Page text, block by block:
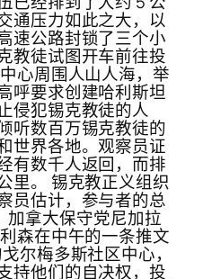
通压力如此之大，以
速公路封锁了三个小
教徒试图开车前往投
心周围人山人海，举
呼要求创建哈利斯坦
侵犯锡克教徒的人
听数百万锡克教徒的
世界各地。观察员证
有数千人返回，而排
里。 锡克教正义组织
员估计，参与者的总
加拿大保守党尼加拉
森在中午的一条推文
尔梅多斯社区中心，
持他们的自决权，投